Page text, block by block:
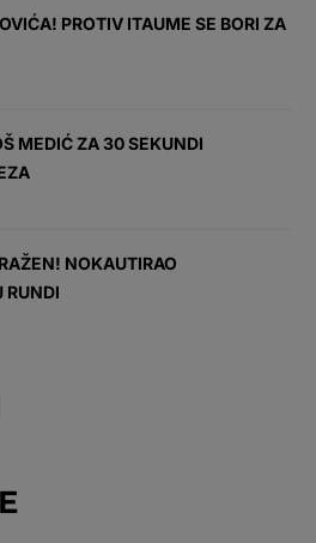
PROTIV ITAUME SE BORI ZA
MEDIĆ ZA 30 SEKUNDI
NOKAUTIRAO
RUNDI